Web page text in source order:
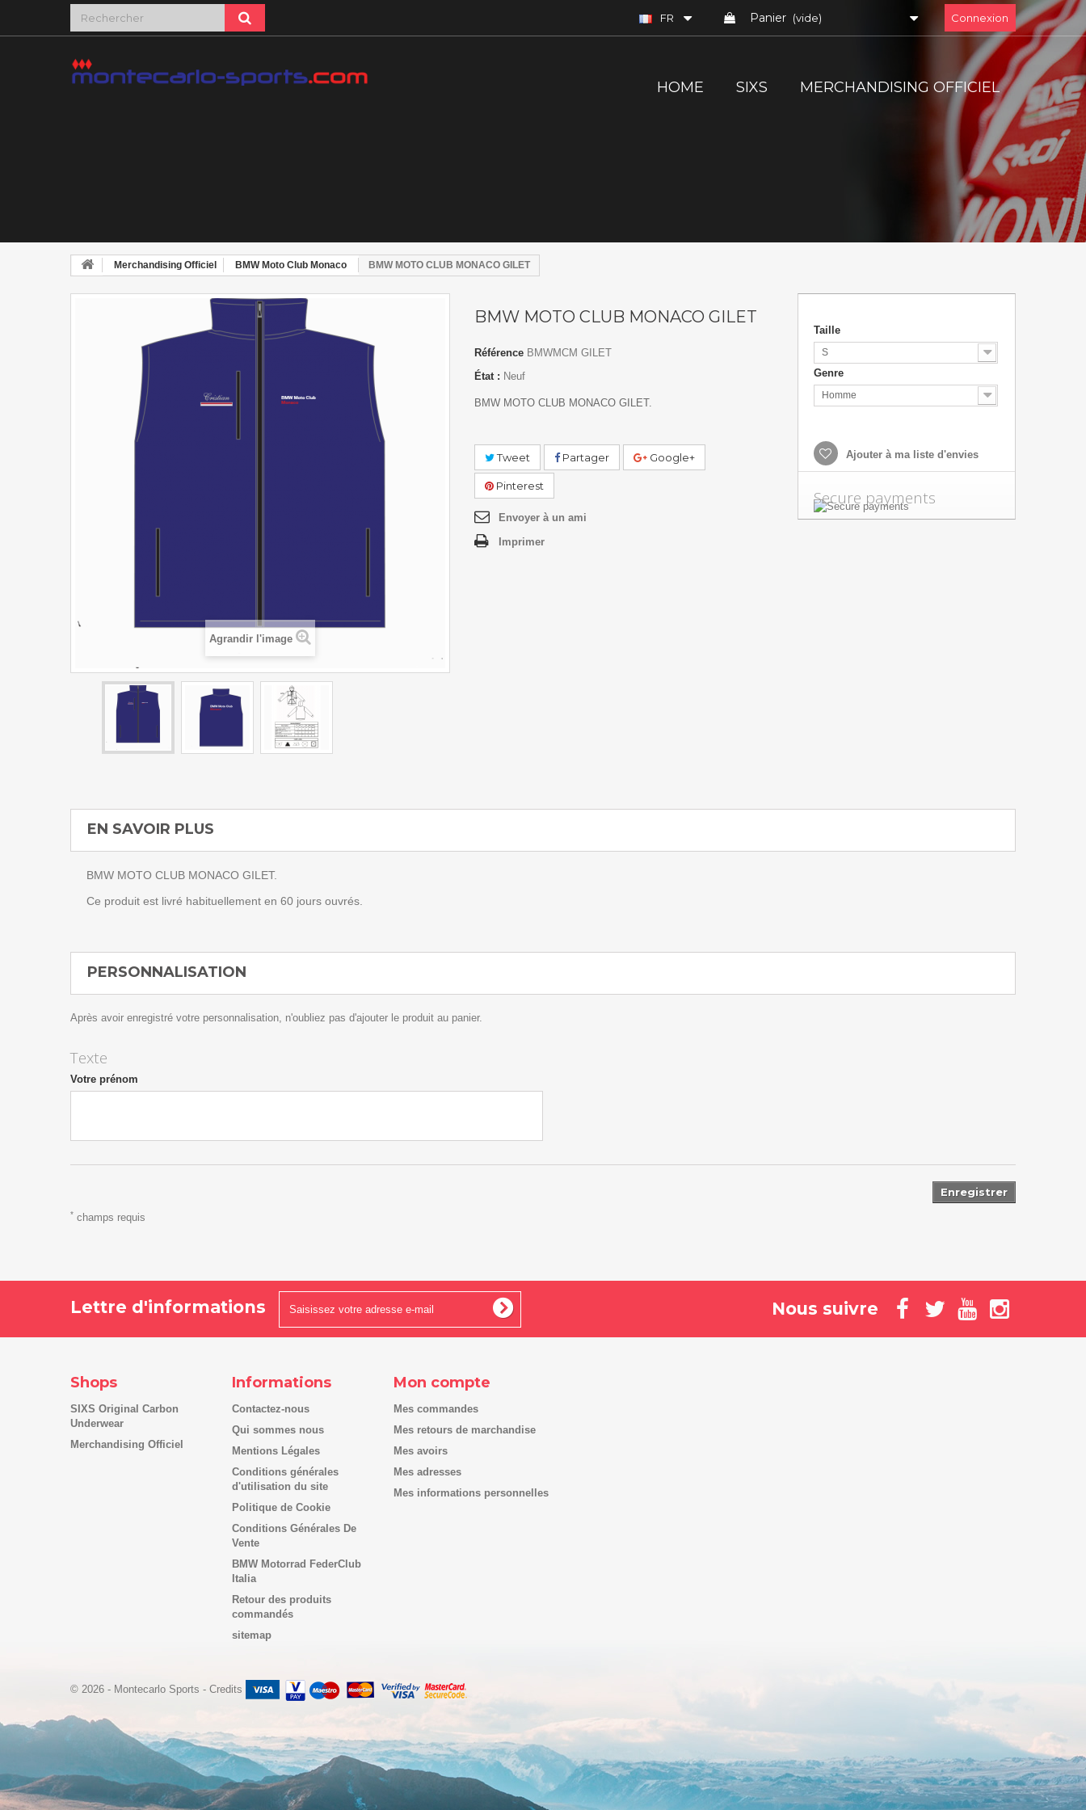
Connexion
Panier (vide)
FR
HOME SIXS MERCHANDISING OFFICIEL
Merchandising Officiel BMW Moto Club Monaco BMW MOTO CLUB MONACO GILET
Agrandir l'image
BMW MOTO CLUB MONACO GILET
Référence BMWMCM GILET
État : Neuf
BMW MOTO CLUB MONACO GILET.
Tweet Partager Google+
Pinterest
Envoyer à un ami
Imprimer
Taille
S
Genre
Homme
Ajouter à ma liste d'envies
Secure payments
EN SAVOIR PLUS
BMW MOTO CLUB MONACO GILET.
Ce produit est livré habituellement en 60 jours ouvrés.
PERSONNALISATION
Après avoir enregistré votre personnalisation, n'oubliez pas d'ajouter le produit au panier.
Texte
Votre prénom
Enregistrer
* champs requis
Lettre d'informations Nous suivre
Shops
SIXS Original Carbon
Underwear
Merchandising Officiel
Informations
Contactez-nous
Qui sommes nous
Mentions Légales
Conditions générales
d'utilisation du site
Politique de Cookie
Conditions Générales De
Vente
BMW Motorrad FederClub
Italia
Retour des produits
commandés
sitemap
© 2026 - Montecarlo Sports - Credits
Mon compte
Mes commandes
Mes retours de marchandise
Mes avoirs
Mes adresses
Mes informations personnelles